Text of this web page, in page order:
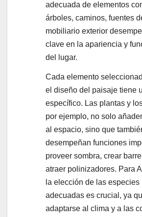
adecuada de elementos
árboles, caminos, fuentes
mobiliario exterior
clave en la apariencia y
del lugar.
Cada elemento
el diseño del paisaje tiene
específico. Las plantas y
por ejemplo, no solo
al espacio, sino que
desempeñan funciones
proveer sombra, crear
atraer polinizadores. Para
la elección de las especies
adecuadas es crucial, ya
adaptarse al clima y a las